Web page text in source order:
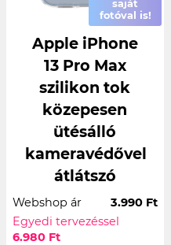
saját
fotóval is!
Apple iPhone
13 Pro Max
szilikon tok
közepesen
ütésálló
kameravédővel
átlátszó
Webshop ár
3.990 Ft
Egyedi tervezéssel
6.980 Ft